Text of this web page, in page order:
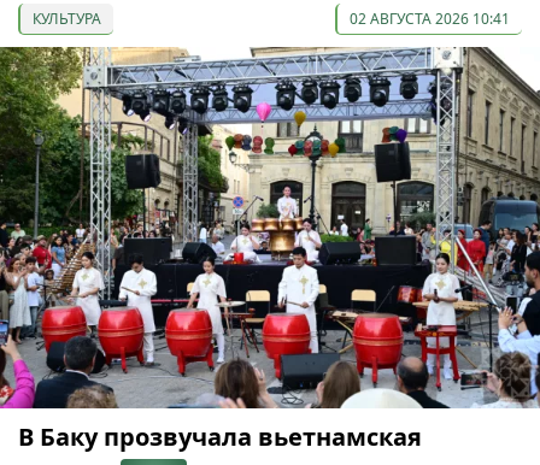
КУЛЬТУРА 02 АВГУСТА 2026 10:41
В Баку прозвучала вьетнамская